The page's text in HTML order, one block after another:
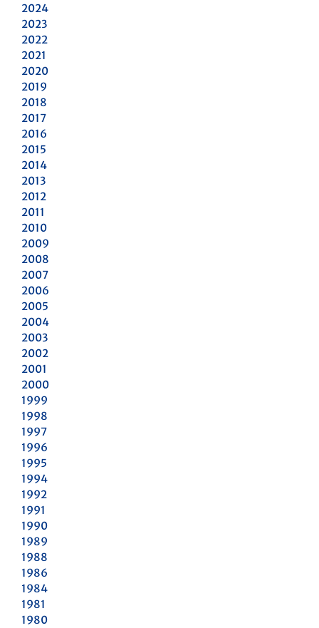
2024
2023
2022
2021
2020
2019
2018
2017
2016
2015
2014
2013
2012
2011
2010
2009
2008
2007
2006
2005
2004
2003
2002
2001
2000
1999
1998
1997
1996
1995
1994
1992
1991
1990
1989
1988
1986
1984
1981
1980